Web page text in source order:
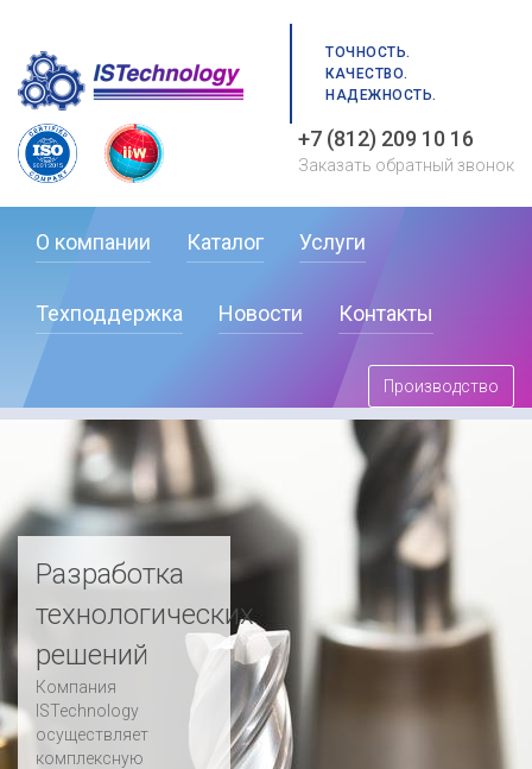
ТОЧНОСТЬ.
КАЧЕСТВО.
НАДЕЖНОСТЬ.
+7 (812) 209 10 16
Заказать обратный звонок
О компании Каталог Услуги
Техподдержка Новости Контакты
Производство
Разработка
технологических
решений
Компания
ISTechnology
осуществляет
комплексную